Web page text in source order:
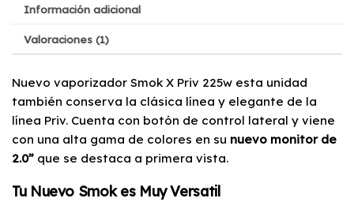
Información adicional
Valoraciones (1)
Nuevo vaporizador Smok X Priv 225w esta unidad
también conserva la clásica línea y elegante de la
línea Priv. Cuenta con botón de control lateral y viene
con una alta gama de colores en su nuevo monitor de
2.0” que se destaca a primera vista.
Tu Nuevo Smok es Muy Versatil